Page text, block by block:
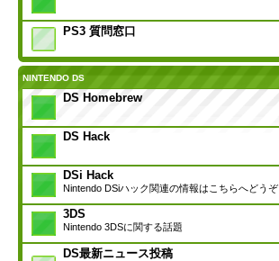
PS3 質問窓口
NINTENDO DS
DS Homebrew
DS Hack
DSi Hack
Nintendo DSiハック関連の情報はこちらへどうぞ
3DS
Nintendo 3DSに関する話題
DS最新ニュース投稿